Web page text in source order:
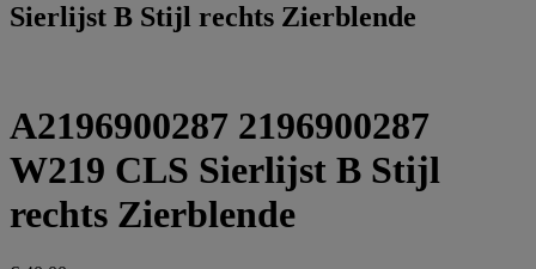
Sierlijst B Stijl rechts Zierblende
A2196900287 2196900287
W219 CLS Sierlijst B Stijl
rechts Zierblende